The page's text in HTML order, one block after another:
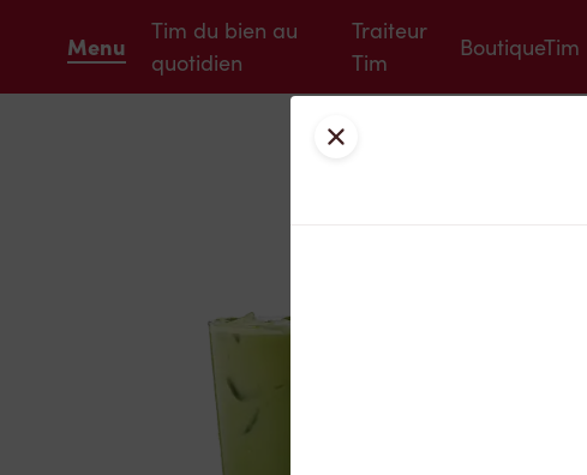
Menu
Tim du bien au
quotidien
Traiteur
Tim
BoutiqueTim
Fermer